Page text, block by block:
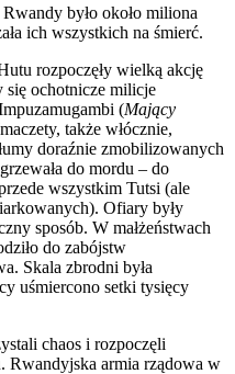
było około miliona
ich wszystkich na śmierć.
rozpoczęły wielką akcję
się ochotnicze milicje
(Mający
także włócznie,
doraźnie zmobilizowanych
do mordu – do
wszystkim Tutsi (ale
Ofiary były
sposób. W małżeństwach
do zabójstw
Skala zbrodni była
uśmiercono setki tysięcy
chaos i rozpoczęli
Rwandyjska armia rządowa w